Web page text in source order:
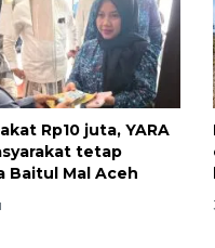
Rp10 juta, YARA
tetap
Baitul Mal Aceh